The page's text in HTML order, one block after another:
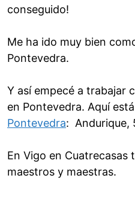
conseguido!
Me ha ido muy bien
Pontevedra.
Y así empecé a trabajar
en Pontevedra. Aquí
Pontevedra: Andurique,
En Vigo en Cuatrecasas
maestros y maestras.